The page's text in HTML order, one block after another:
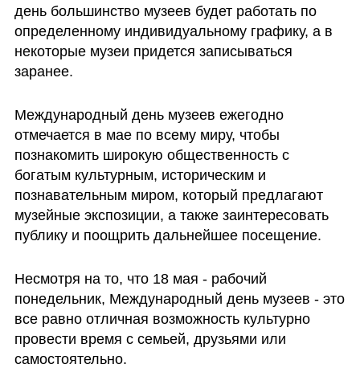
день большинство музеев будет работать по
определенному индивидуальному графику, а в
некоторые музеи придется записываться
заранее.
Международный день музеев ежегодно
отмечается в мае по всему миру, чтобы
познакомить широкую общественность с
богатым культурным, историческим и
познавательным миром, который предлагают
музейные экспозиции, а также заинтересовать
публику и поощрить дальнейшее посещение.
Несмотря на то, что 18 мая - рабочий
понедельник, Международный день музеев - это
все равно отличная возможность культурно
провести время с семьей, друзьями или
самостоятельно.